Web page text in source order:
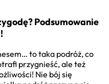
Podsumowanie
to taka podróż, co
przygnieść, ale też
Nie bój się